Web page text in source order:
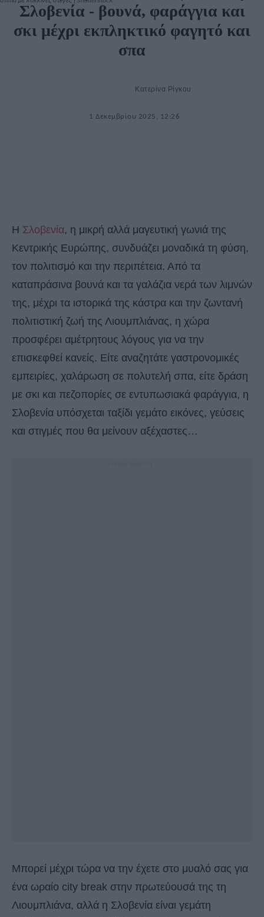
Σλοβενία ​​- βουνά, φαράγγια και
σκι μέχρι εκπληκτικό φαγητό και
σπα
Κατερίνα Ρίγκου
1 Δεκεμβρίου 2025, 12:26
Η Σλοβενία, η μικρή αλλά μαγευτική γωνιά της
Κεντρικής Ευρώπης, συνδυάζει μοναδικά τη φύση,
τον πολιτισμό και την περιπέτεια. Από τα
καταπράσινα βουνά και τα γαλάζια νερά των λιμνών
της, μέχρι τα ιστορικά της κάστρα και την ζωντανή
πολιτιστική ζωή της Λιουμπλιάνας, η χώρα
προσφέρει αμέτρητους λόγους για να την
επισκεφθεί κανείς. Είτε αναζητάτε γαστρονομικές
εμπειρίες, χαλάρωση σε πολυτελή σπα, είτε δράση
με σκι και πεζοπορίες σε εντυπωσιακά φαράγγια, η
Σλοβενία υπόσχεται ταξίδι γεμάτο εικόνες, γεύσεις
και στιγμές που θα μείνουν αξέχαστες…
Μπορεί μέχρι τώρα να την έχετε στο μυαλό σας για
ένα ωραίο city break στην πρωτεύουσά της τη
Λιουμπλιάνα, αλλά η Σλοβενία είναι γεμάτη